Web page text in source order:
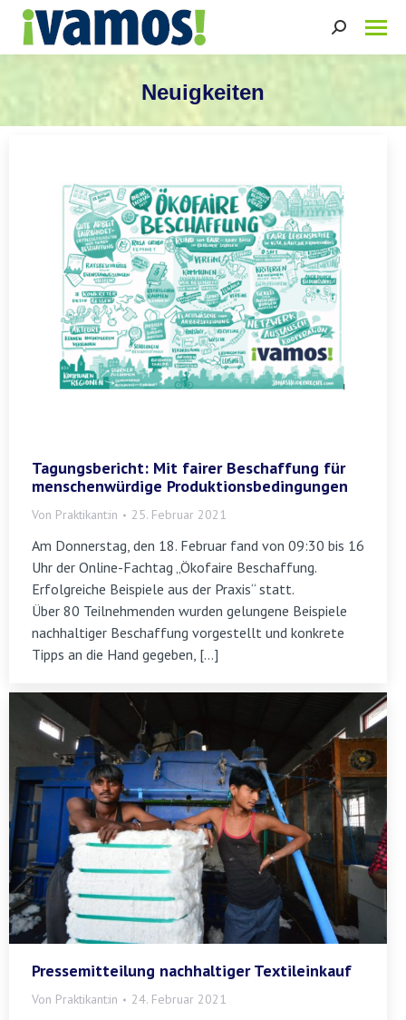
Search:
Neuigkeiten
Tagungsbericht: Mit fairer Beschaffung für
menschenwürdige Produktionsbedingungen
Von Praktikant:in 25. Februar 2021
Am Donnerstag, den 18. Februar fand von 09:30 bis 16
Uhr der Online-Fachtag „Ökofaire Beschaffung.
Erfolgreiche Beispiele aus der Praxis“ statt.
Über 80 Teilnehmenden wurden gelungene Beispiele
nachhaltiger Beschaffung vorgestellt und konkrete
Tipps an die Hand gegeben, […]
Pressemitteilung nachhaltiger Textileinkauf
Von Praktikant:in 24. Februar 2021